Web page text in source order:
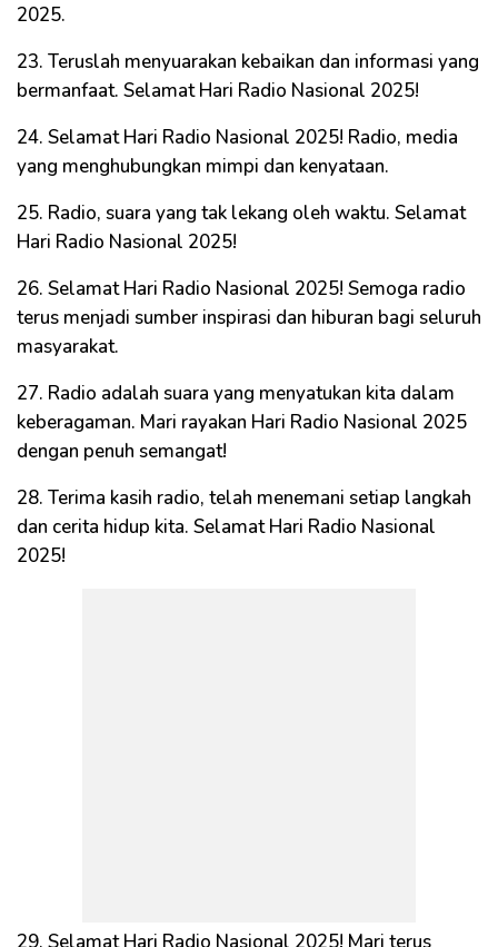
2025.
23. Teruslah menyuarakan kebaikan dan informasi yang
bermanfaat. Selamat Hari Radio Nasional 2025!
24. Selamat Hari Radio Nasional 2025! Radio, media
yang menghubungkan mimpi dan kenyataan.
25. Radio, suara yang tak lekang oleh waktu. Selamat
Hari Radio Nasional 2025!
26. Selamat Hari Radio Nasional 2025! Semoga radio
terus menjadi sumber inspirasi dan hiburan bagi seluruh
masyarakat.
27. Radio adalah suara yang menyatukan kita dalam
keberagaman. Mari rayakan Hari Radio Nasional 2025
dengan penuh semangat!
28. Terima kasih radio, telah menemani setiap langkah
dan cerita hidup kita. Selamat Hari Radio Nasional
2025!
29. Selamat Hari Radio Nasional 2025! Mari terus